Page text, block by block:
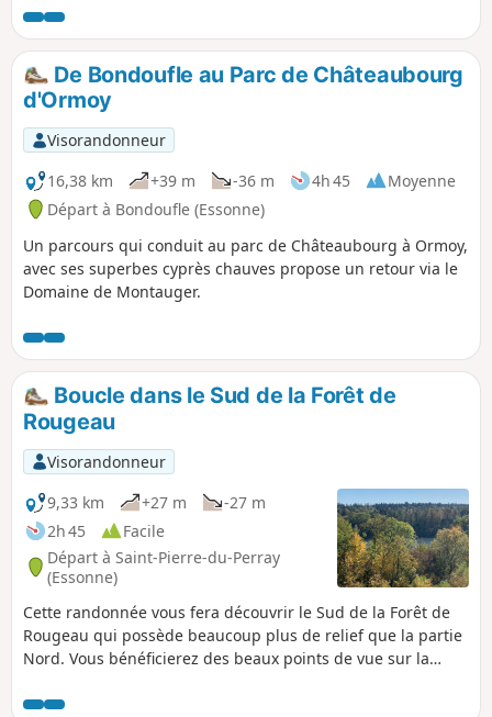
De Bondoufle au Parc de Châteaubourg
d'Ormoy
Visorandonneur
16,38 km
+39 m -36 m 4h 45
Moyenne
Départ à Bondoufle (Essonne)
Un parcours qui conduit au parc de Châteaubourg à Ormoy,
avec ses superbes cyprès chauves propose un retour via le
Domaine de Montauger.
Boucle dans le Sud de la Forêt de
Rougeau
Visorandonneur
9,33 km
+27 m
-27 m
2h 45
Facile
Départ à Saint-Pierre-du-Perray
(Essonne)
Cette randonnée vous fera découvrir le Sud de la Forêt de
Rougeau qui possède beaucoup plus de relief que la partie
Nord. Vous bénéficierez des beaux points de vue sur la
bucolique du Pavillon Royal et le Gardien de la Forêt.